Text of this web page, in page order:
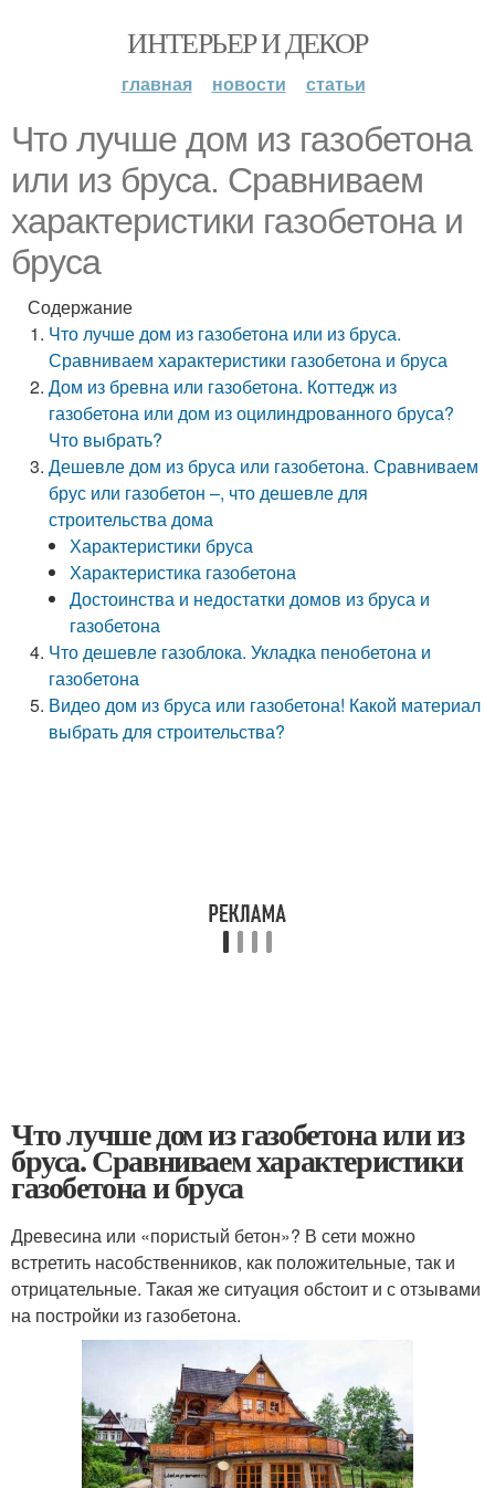
ИНТЕРЬЕР И ДЕКОР
главная новости статьи
Что лучше дом из газобетона
или из бруса. Сравниваем
характеристики газобетона и
бруса
Содержание
Что лучше дом из газобетона или из бруса.
Сравниваем характеристики газобетона и бруса
Дом из бревна или газобетона. Коттедж из
газобетона или дом из оцилиндрованного бруса?
Что выбрать?
Дешевле дом из бруса или газобетона. Сравниваем
брус или газобетон –, что дешевле для
строительства дома
Характеристики бруса
Характеристика газобетона
Достоинства и недостатки домов из бруса и
газобетона
Что дешевле газоблока. Укладка пенобетона и
газобетона
Видео дом из бруса или газобетона! Какой материал
выбрать для строительства?
Что лучше дом из газобетона или из
бруса. Сравниваем характеристики
газобетона и бруса
Древесина или «пористый бетон»? В сети можно
встретить насобственников, как положительные, так и
отрицательные. Такая же ситуация обстоит и с отзывами
на постройки из газобетона.